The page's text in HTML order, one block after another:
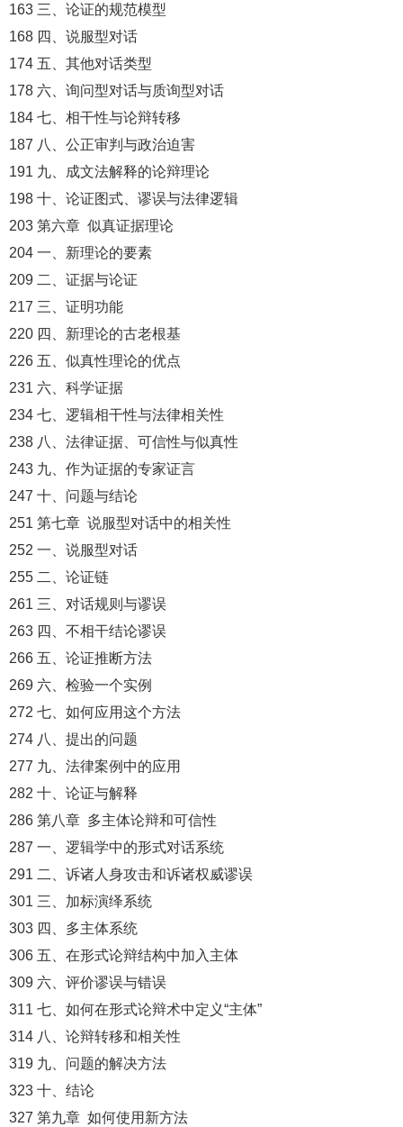
163 三、论证的规范模型
168 四、说服型对话
174 五、其他对话类型
178 六、询问型对话与质询型对话
184 七、相干性与论辩转移
187 八、公正审判与政治迫害
191 九、成文法解释的论辩理论
198 十、论证图式、谬误与法律逻辑
203 第六章 似真证据理论
204 一、新理论的要素
209 二、证据与论证
217 三、证明功能
220 四、新理论的古老根基
226 五、似真性理论的优点
231 六、科学证据
234 七、逻辑相干性与法律相关性
238 八、法律证据、可信性与似真性
243 九、作为证据的专家证言
247 十、问题与结论
251 第七章 说服型对话中的相关性
252 一、说服型对话
255 二、论证链
261 三、对话规则与谬误
263 四、不相干结论谬误
266 五、论证推断方法
269 六、检验一个实例
272 七、如何应用这个方法
274 八、提出的问题
277 九、法律案例中的应用
282 十、论证与解释
286 第八章 多主体论辩和可信性
287 一、逻辑学中的形式对话系统
291 二、诉诸人身攻击和诉诸权威谬误
301 三、加标演绎系统
303 四、多主体系统
306 五、在形式论辩结构中加入主体
309 六、评价谬误与错误
311 七、如何在形式论辩术中定义“主体”
314 八、论辩转移和相关性
319 九、问题的解决方法
323 十、结论
327 第九章 如何使用新方法